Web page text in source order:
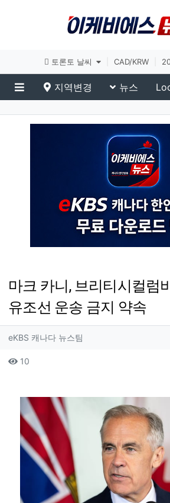
토론토 날씨 CAD/KRW
메뉴
지역변경 뉴스
eKBS News
마크 카니, 브리티시컬럼
유조선 운송 금지 약속
작성자 정보
eKBS 캐나다 뉴스팀
컨텐츠 정보
10